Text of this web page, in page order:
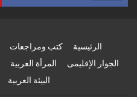
الرئيسية كتب ومراجعات
الجوار الإقليمى
المرأة العربية
البيئة العربية